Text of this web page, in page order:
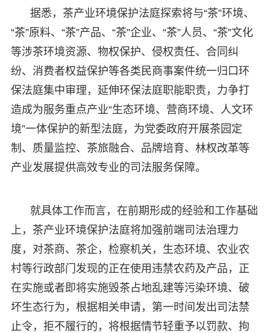
据悉，茶产业环境保护法庭探索将与“茶”环境、
“茶”原料、“茶”产品、“茶”企业、“茶”人员、“茶”文化
等涉茶环境资源、物权保护、侵权责任、合同纠
纷、消费者权益保护等各类民商事案件统一归口环
保法庭集中审理，延伸环保法庭职能职责，力争打
造成为服务重点产业“生态环境、营商环境、人文环
境”一体保护的新型法庭，为党委政府开展茶园定
制、质量监控、茶旅融合、品牌培育、林权改革等
产业发展提供高效专业的司法服务保障。
就具体工作而言，在前期形成的经验和工作基础
上，茶产业环境保护法庭将加强前端司法治理力
度，对茶商、茶企，检察机关，生态环境、农业农
村等行政部门发现的正在使用违禁农药及产品，正
在实施或者即将实施毁茶占地乱建等污染环境、破
坏生态行为，根据相关申请，第一时间发出司法禁
止令，拒不履行的，将根据情节轻重予以罚款、拘